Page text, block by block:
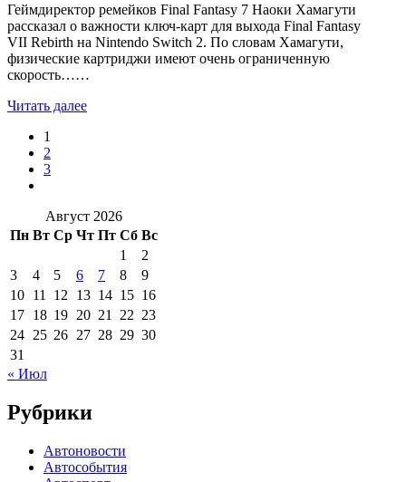
Геймдиректор ремейков Final Fantasy 7 Наоки Хамагути
рассказал о важности ключ-карт для выхода Final Fantasy
VII Rebirth на Nintendo Switch 2. По словам Хамагути,
физические картриджи имеют очень ограниченную
скорость……
Читать далее
1
2
3
Август 2026
Пн Вт Ср Чт Пт Сб Вс
1
2
3
4 5 6 7 8
9
10 11 12 13 14 15 16
17 18 19 20 21 22 23
24 25 26 27 28 29 30
31
« Июл
Рубрики
Автоновости
Автособытия